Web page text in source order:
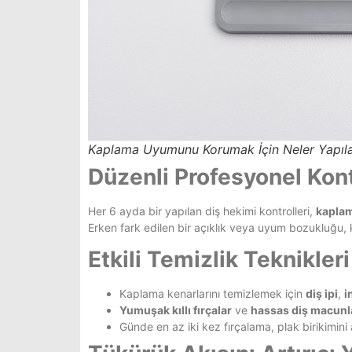
Kaplama Uyumunu Korumak İçin Neler
Düzenli Profesyonel
Her 6 ayda bir yapılan diş hekimi kontrolleri,
Erken fark edilen bir açıklık veya uyum
Etkili Temizlik Teknikleri
Kaplama kenarlarını temizlemek için diş ipi,
Yumuşak kıllı fırçalar ve hassas diş
Günde en az iki kez fırçalama, plak birikimini